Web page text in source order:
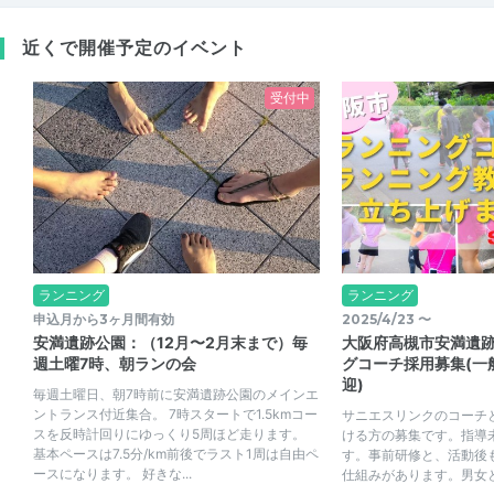
近くで開催予定のイベント
受付中
ランニング
申込月から3ヶ月間有効
安満遺跡公園：（12月〜2月末まで）毎
週土曜7時、朝ランの会
毎週土曜日、朝7時前に安満遺跡公園のメインエ
ントランス付近集合。 7時スタートで1.5kmコー
スを反時計回りにゆっくり5周ほど走ります。
基本ペースは7.5分/km前後でラスト1周は自由ペ
ースになります。 好きな...
ランニング
2025/4/23 〜
大阪府高槻市安満遺
グコーチ採用募集(一
迎)
サニエスリンクのコーチ
ける方の募集です。指導
す。事前研修と、活動後
仕組みがあります。男